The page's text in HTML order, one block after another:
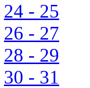
24 - 25
26 - 27
28 - 29
30 - 31